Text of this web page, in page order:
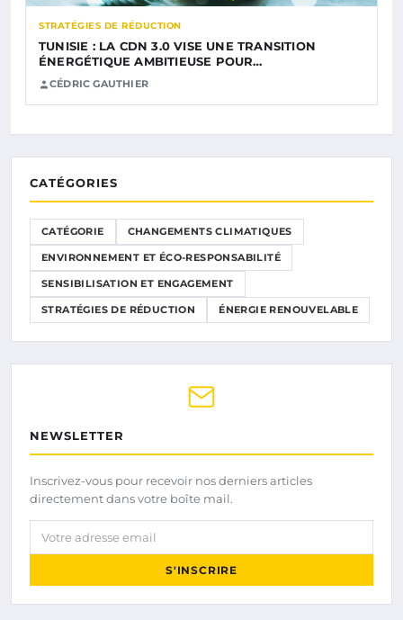
STRATÉGIES DE RÉDUCTION
TUNISIE : LA CDN 3.0 VISE UNE TRANSITION
ÉNERGÉTIQUE AMBITIEUSE POUR…
CÉDRIC GAUTHIER
CATÉGORIES
CATÉGORIE CHANGEMENTS CLIMATIQUES
ENVIRONNEMENT ET ÉCO-RESPONSABILITÉ
SENSIBILISATION ET ENGAGEMENT
STRATÉGIES DE RÉDUCTION ÉNERGIE RENOUVELABLE
NEWSLETTER
Inscrivez-vous pour recevoir nos derniers articles
directement dans votre boîte mail.
Votre adresse email
S'INSCRIRE